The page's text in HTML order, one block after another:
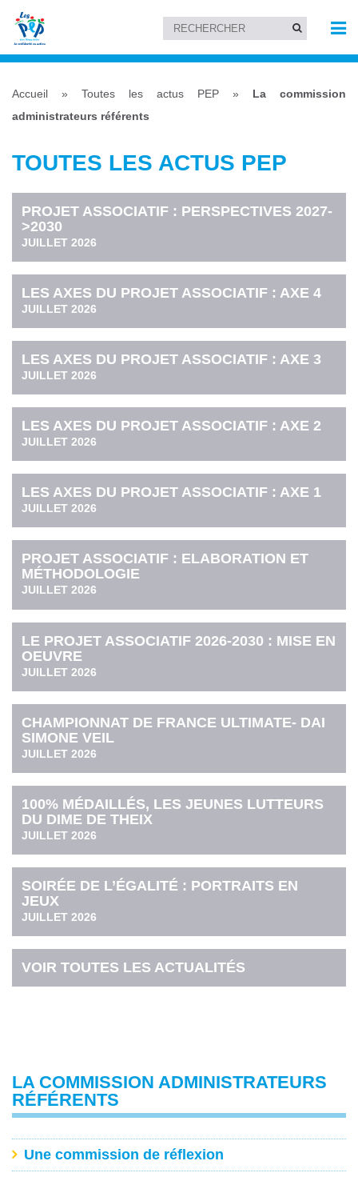
Accueil » Toutes les actus PEP » La commission
administrateurs référents
TOUTES LES ACTUS PEP
PROJET ASSOCIATIF : PERSPECTIVES 2027-
>2030
JUILLET 2026
LES AXES DU PROJET ASSOCIATIF : AXE 4
JUILLET 2026
LES AXES DU PROJET ASSOCIATIF : AXE 3
JUILLET 2026
LES AXES DU PROJET ASSOCIATIF : AXE 2
JUILLET 2026
LES AXES DU PROJET ASSOCIATIF : AXE 1
JUILLET 2026
PROJET ASSOCIATIF : ELABORATION ET
MÉTHODOLOGIE
JUILLET 2026
LE PROJET ASSOCIATIF 2026-2030 : MISE EN
OEUVRE
JUILLET 2026
CHAMPIONNAT DE FRANCE ULTIMATE- DAI
SIMONE VEIL
JUILLET 2026
100% MÉDAILLÉS, LES JEUNES LUTTEURS
DU DIME DE THEIX
JUILLET 2026
SOIRÉE DE L’ÉGALITÉ : PORTRAITS EN
JEUX
JUILLET 2026
VOIR TOUTES LES ACTUALITÉS
LA COMMISSION ADMINISTRATEURS
RÉFÉRENTS
Une commission de réflexion